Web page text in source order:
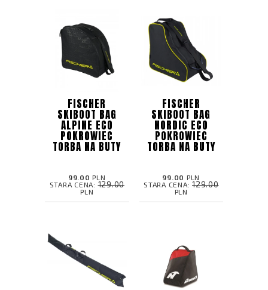
FISCHER
SKIBOOT BAG
ALPINE ECO
POKROWIEC
TORBA NA BUTY
99.00 PLN
STARA CENA:129.00
PLN
FISCHER
SKIBOOT BAG
NORDIC ECO
POKROWIEC
TORBA NA BUTY
99.00 PLN
STARA CENA: 129.00
PLN